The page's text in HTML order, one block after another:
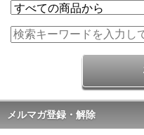
メルマガ登録・解除